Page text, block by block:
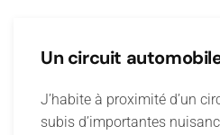
Un circuit
J’habite à proximité d’un
subis d’importantes